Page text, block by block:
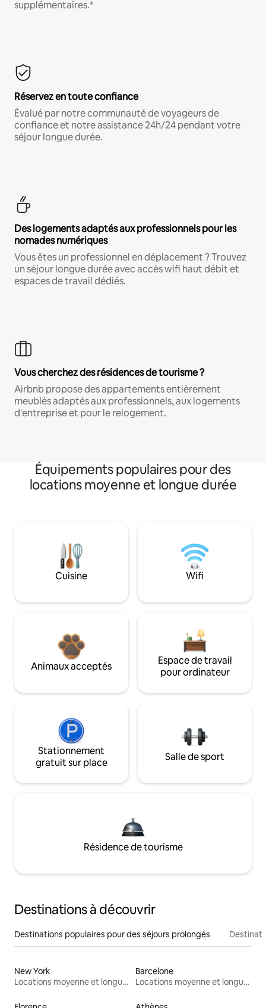
supplémentaires.*
Réservez en toute confiance
Évalué par notre communauté de voyageurs de
confiance et notre assistance 24h/24 pendant votre
séjour longue durée.
Des logements adaptés aux professionnels pour les
nomades numériques
Vous êtes un professionnel en déplacement ? Trouvez
un séjour longue durée avec accès wifi haut débit et
espaces de travail dédiés.
Vous cherchez des résidences de tourisme ?
Airbnb propose des appartements entièrement
meublés adaptés aux professionnels, aux logements
d'entreprise et pour le relogement.
Équipements populaires pour des
locations moyenne et longue durée
Cuisine Wifi
Animaux acceptés
Espace de travail
pour ordinateur
Stationnement
gratuit sur place
Salle de sport
Résidence de tourisme
Destinations à découvrir
Destinations populaires pour des séjours prolongés
New York
Locations moyenne et longue durée
Barcelone
Locations moyenne et longue durée